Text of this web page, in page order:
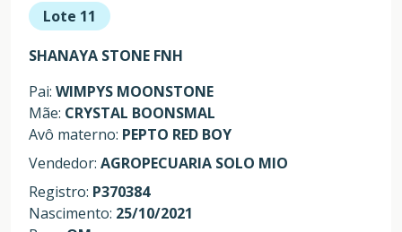
Lote 11
SHANAYA STONE FNH
Pai: WIMPYS MOONSTONE
Mãe: CRYSTAL BOONSMAL
Avô materno: PEPTO RED BOY
Vendedor: AGROPECUARIA SOLO MIO
Registro: P370384
Nascimento: 25/10/2021